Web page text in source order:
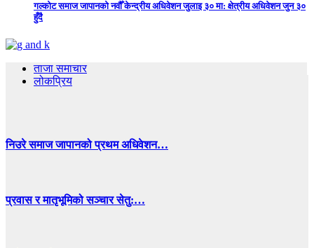
गल्कोट समाज जापानको नवौँ केन्द्रीय अधिवेशन जुलाइ ३० मा: क्षेत्रीय अधिवेशन जुन ३०
हुँदै
ताजा समाचार
लोकप्रिय
निउरे समाज जापानको प्रथम अधिवेशन…
प्रवास र मातृभूमिको सञ्चार सेतु:…